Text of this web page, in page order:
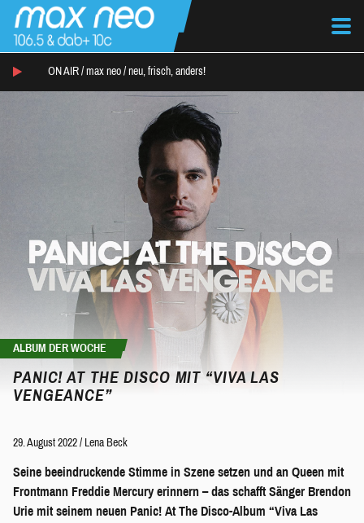
ON AIR / max neo / neu, frisch, anders!
ALBUM DER WOCHE
PANIC! AT THE DISCO MIT “VIVA LAS
VENGEANCE”
29. August 2022 / Lena Beck
Seine beeindruckende Stimme in Szene setzen und an Queen mit
Frontmann Freddie Mercury erinnern – das schafft Sänger Brendon
Urie mit seinem neuen Panic! At The Disco-Album “Viva Las